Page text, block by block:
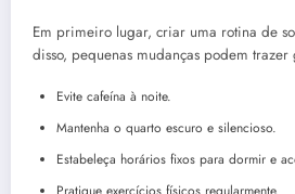
Em primeiro lugar, criar uma rotina de
disso, pequenas mudanças podem trazer
Evite cafeína à noite.
Mantenha o quarto escuro e silencioso.
Estabeleça horários fixos para dormir e